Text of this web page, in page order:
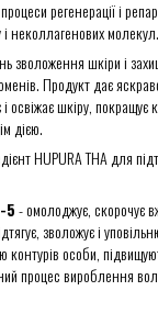
регенерації і
неколлагенових молекул.
зволоження шкіри і
Продукт дає
освіжає шкіру,
дією.
HUPURA THA для
5- омолоджує, скорочує
зволожує і
особи,
процес вироблення